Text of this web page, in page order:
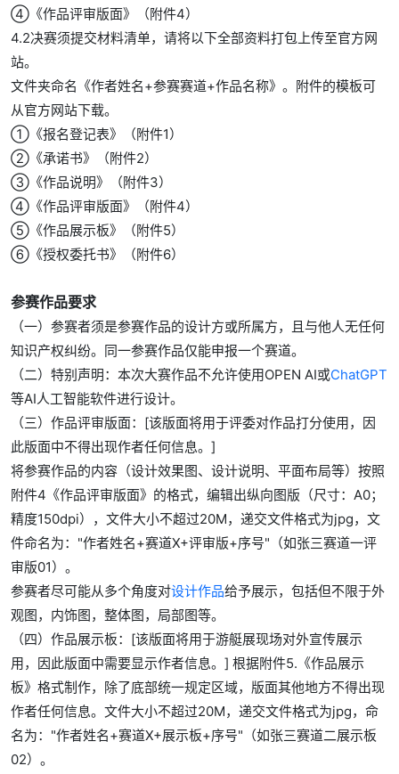
④《作品评审版面》（附件4）
4.2决赛须提交材料清单，请将以下全部资料打包上传至官方网
站。
文件夹命名《作者姓名+参赛赛道+作品名称》。附件的模板可
从官方网站下载。
①《报名登记表》（附件1）
②《承诺书》（附件2）
③《作品说明》（附件3）
④《作品评审版面》（附件4）
⑤《作品展示板》（附件5）
⑥《授权委托书》（附件6）
参赛作品要求
（一）参赛者须是参赛作品的设计方或所属方，且与他人无任何
知识产权纠纷。同一参赛作品仅能申报一个赛道。
（二）特别声明：本次大赛作品不允许使用OPEN AI或ChatGPT
等AI人工智能软件进行设计。
（三）作品评审版面：[该版面将用于评委对作品打分使用，因
此版面中不得出现作者任何信息。]
将参赛作品的内容（设计效果图、设计说明、平面布局等）按照
附件4《作品评审版面》的格式，编辑出纵向图版（尺寸：A0；
精度150dpi），文件大小不超过20M，递交文件格式为jpg，文
件命名为："作者姓名+赛道X+评审版+序号"（如张三赛道一评
审版01）。
参赛者尽可能从多个角度对设计作品给予展示，包括但不限于外
观图，内饰图，整体图，局部图等。
（四）作品展示板：[该版面将用于游艇展现场对外宣传展示
用，因此版面中需要显示作者信息。] 根据附件5.《作品展示
板》格式制作，除了底部统一规定区域，版面其他地方不得出现
作者任何信息。文件大小不超过20M，递交文件格式为jpg，命
名为："作者姓名+赛道X+展示板+序号"（如张三赛道二展示板
02）。